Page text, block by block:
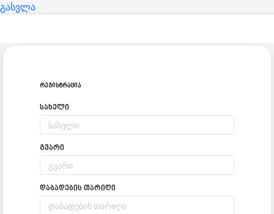
გასვლა
Რეგისტრაცია
სახელი
გვარი
დაბადების თარიღი